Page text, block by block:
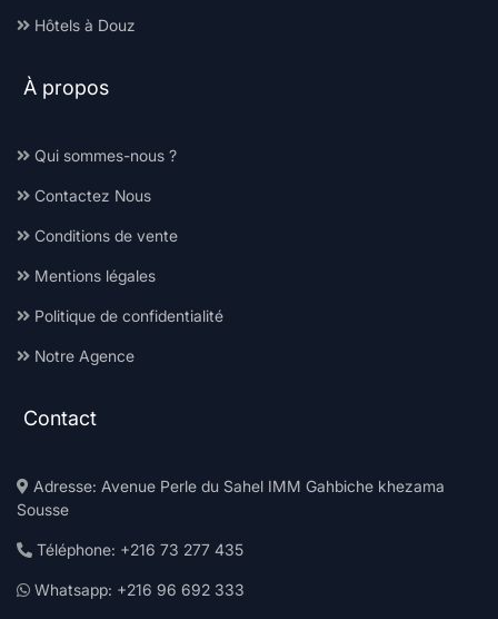
Hôtels à Douz
À propos
Qui sommes-nous ?
Contactez Nous
Conditions de vente
Mentions légales
Politique de confidentialité
Notre Agence
Contact
Adresse: Avenue Perle du Sahel IMM Gahbiche khezama
Sousse
Téléphone: +216 73 277 435
Whatsapp: +216 96 692 333